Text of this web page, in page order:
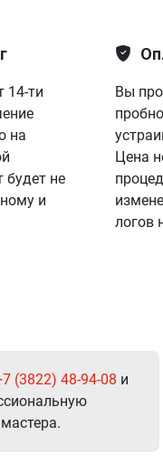
14-ти
на
будет не
и
Вы
Цена
логов
(3822) 48-94-08 и